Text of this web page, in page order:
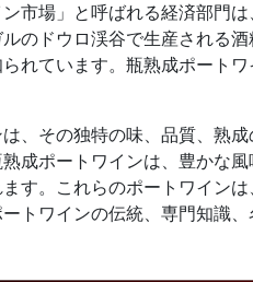
ン市場」と呼ばれる経済部門
のドウロ渓谷で生産される
れています。瓶熟成ポート
、その独特の味、品質、熟
成ポートワインは、豊かな
す。これらのポートワイン
トワインの伝統、専門知識